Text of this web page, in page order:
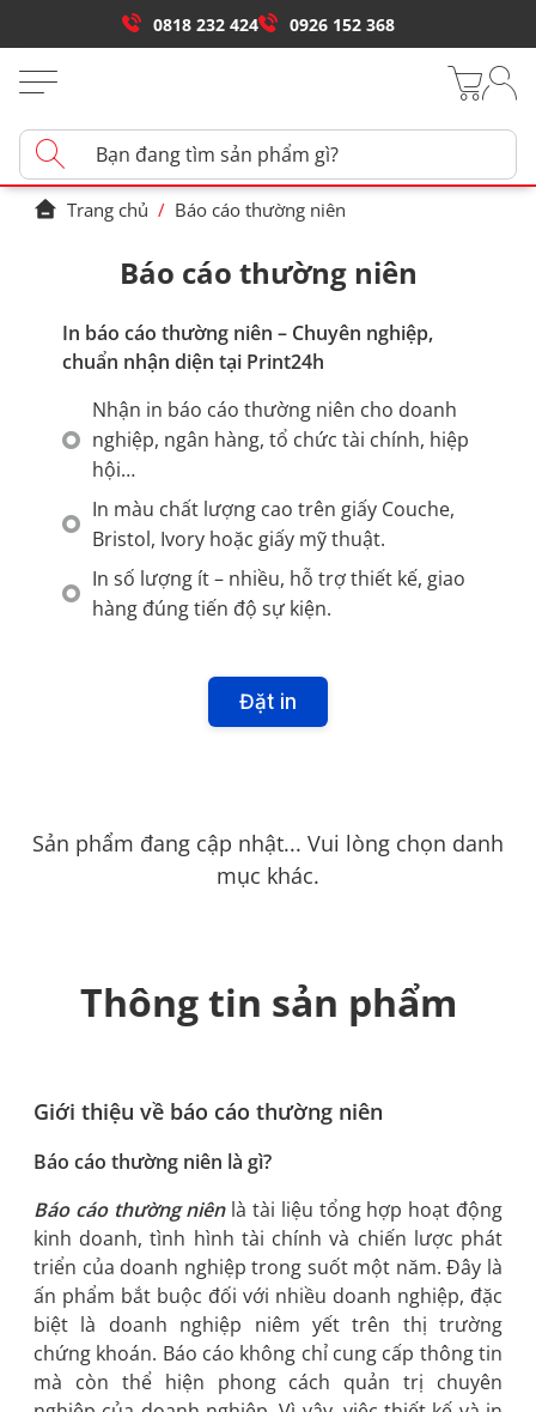
0818 232 424 0926 152 368
Trang chủ / Báo cáo thường niên
Báo cáo thường niên
In báo cáo thường niên – Chuyên nghiệp,
chuẩn nhận diện tại Print24h
Nhận in báo cáo thường niên cho doanh
nghiệp, ngân hàng, tổ chức tài chính, hiệp
hội…
In màu chất lượng cao trên giấy Couche,
Bristol, Ivory hoặc giấy mỹ thuật.
In số lượng ít – nhiều, hỗ trợ thiết kế, giao
hàng đúng tiến độ sự kiện.
Đặt in
Sản phẩm đang cập nhật... Vui lòng chọn danh
mục khác.
Thông tin sản phẩm
Giới thiệu về báo cáo thường niên
Báo cáo thường niên là gì?
Báo cáo thường niênlà tài liệu tổng hợp hoạt động
kinh doanh, tình hình tài chính và chiến lược phát
triển của doanh nghiệp trong suốt một năm. Đây là
ấn phẩm bắt buộc đối với nhiều doanh nghiệp, đặc
biệt là doanh nghiệp niêm yết trên thị trường
chứng khoán. Báo cáo không chỉ cung cấp thông tin
mà còn thể hiện phong cách quản trị chuyên